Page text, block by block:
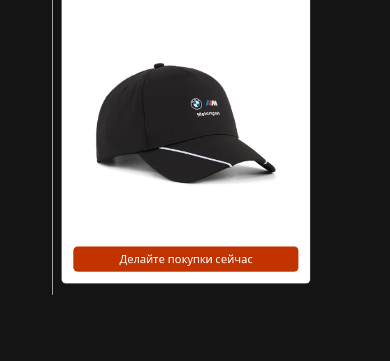
Делайте покупки сейчас